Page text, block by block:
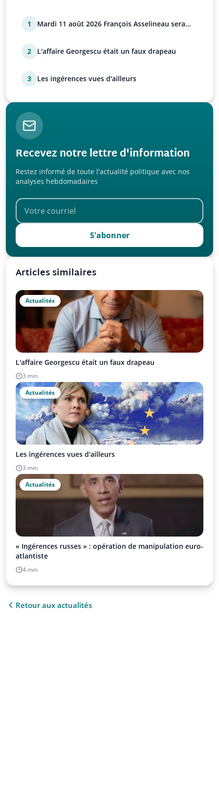
1
Mardi 11 août 2026 François Asselineau sera
2
L'affaire Georgescu était un faux drapeau
3 Les ingérences vues d'ailleurs
Recevez notre lettre d'information
Restez informé de toute l'actualité politique avec nos
analyses hebdomadaires
S'abonner
Articles similaires
Actualités
L'affaire Georgescu était un faux drapeau
3 min
Actualités
Les ingérences vues d'ailleurs
3 min
Actualités
« Ingérences russes » : opération de manipulation euro-
atlantiste
4 min
Retour aux actualités